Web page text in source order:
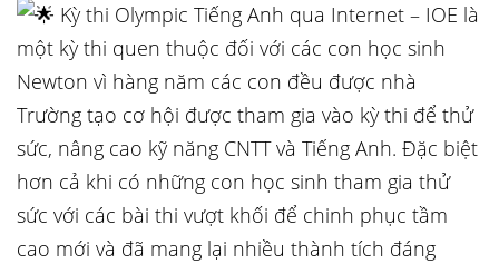
Kỳ thi Olympic Tiếng Anh qua Internet – IOE là
một kỳ thi quen thuộc đối với các con học sinh
Newton vì hàng năm các con đều được nhà
Trường tạo cơ hội được tham gia vào kỳ thi để thử
sức, nâng cao kỹ năng CNTT và Tiếng Anh. Đặc biệt
hơn cả khi có những con học sinh tham gia thử
sức với các bài thi vượt khối để chinh phục tầm
cao mới và đã mang lại nhiều thành tích đáng